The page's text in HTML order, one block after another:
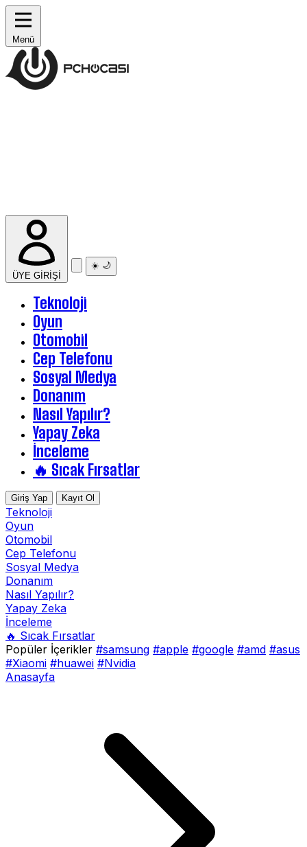
Menü
ÜYE GİRİŞİ
☀️ 🌙
Teknoloji
Oyun
Otomobil
Cep Telefonu
Sosyal Medya
Donanım
Nasıl Yapılır?
Yapay Zeka
İnceleme
🔥 Sıcak Fırsatlar
Giriş Yap Kayıt Ol
Teknoloji
Oyun
Otomobil
Cep Telefonu
Sosyal Medya
Donanım
Nasıl Yapılır?
Yapay Zeka
İnceleme
🔥 Sıcak Fırsatlar
Popüler İçerikler #samsung #apple #google #amd #asus
#Xiaomi #huawei #Nvidia
Anasayfa